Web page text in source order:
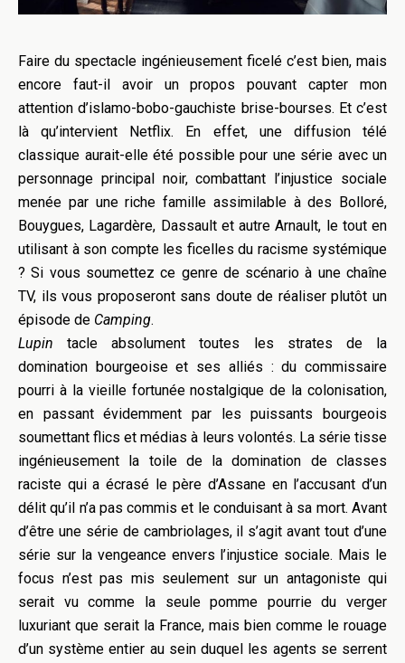
Faire du spectacle ingénieusement ficelé c’est bien, mais
encore faut-il avoir un propos pouvant capter mon
attention d’islamo-bobo-gauchiste brise-bourses. Et c’est
là qu’intervient Netflix. En effet, une diffusion télé
classique aurait-elle été possible pour une série avec un
personnage principal noir, combattant l’injustice sociale
menée par une riche famille assimilable à des Bolloré,
Bouygues, Lagardère, Dassault et autre Arnault, le tout en
utilisant à son compte les ficelles du racisme systémique
? Si vous soumettez ce genre de scénario à une chaîne
TV, ils vous proposeront sans doute de réaliser plutôt un
épisode de Camping.
Lupintacle absolument toutes les strates de la
domination bourgeoise et ses alliés : du commissaire
pourri à la vieille fortunée nostalgique de la colonisation,
en passant évidemment par les puissants bourgeois
soumettant flics et médias à leurs volontés. La série tisse
ingénieusement la toile de la domination de classes
raciste qui a écrasé le père d’Assane en l’accusant d’un
délit qu’il n’a pas commis et le conduisant à sa mort. Avant
d’être une série de cambriolages, il s’agit avant tout d’une
série sur la vengeance envers l’injustice sociale. Mais le
focus n’est pas mis seulement sur un antagoniste qui
serait vu comme la seule pomme pourrie du verger
luxuriant que serait la France, mais bien comme le rouage
d’un système entier au sein duquel les agents se serrent